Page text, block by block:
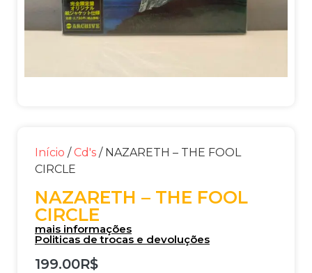
Início / Cd's / NAZARETH – THE FOOL
CIRCLE
NAZARETH – THE FOOL
CIRCLE
mais informações
Politicas de trocas e devoluções
199.00R$